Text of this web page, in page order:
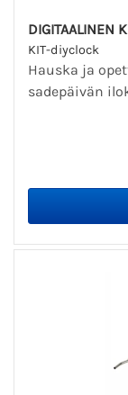
DIGITAALINEN
KIT-diyclock
Hauska ja
sadepäivän